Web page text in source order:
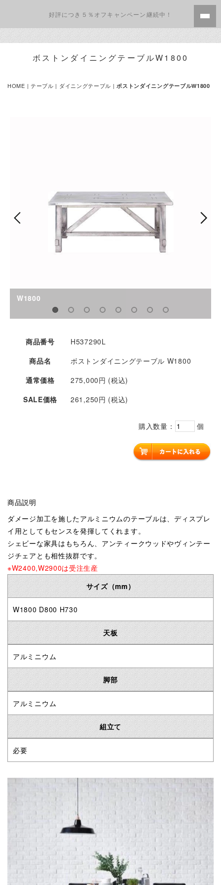
好評につき５％オフキャンペーン継続中！
ボストンダイニングテーブルW1800
HOME | テーブル | ダイニングテーブル | ボストンダイニングテーブルW1800
W1800
商品番号
H537290L
商品名
ボストンダイニングテーブル W1800
通常価格
275,000円 (税込)
SALE価格
261,250円 (税込)
購入数量： 個
商品説明
ダメージ加工を施したアルミニウムのテーブルは、ディスプレ
イ用としてもセンスを発揮してくれます。
シェビーな家具はもちろん、アンティークウッドやヴィンテー
ジチェアとも相性抜群です。
※W2400,W2900は受注生産
サイズ（mm）
W1800 D800 H730
天板
アルミニウム
脚部
アルミニウム
組立て
必要